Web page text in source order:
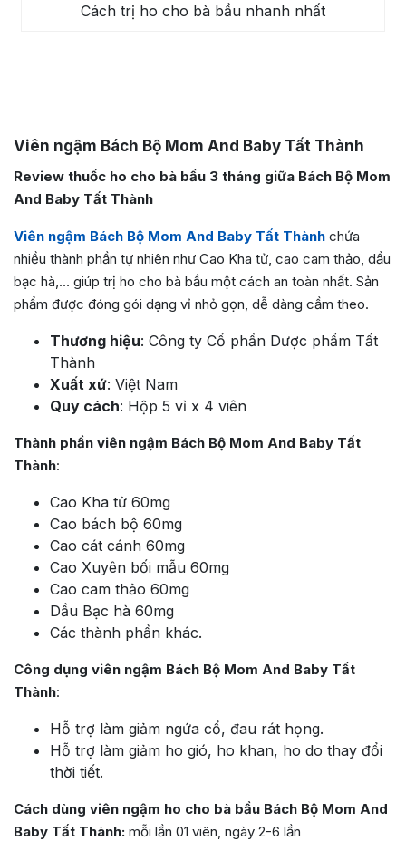
Cách trị ho cho bà bầu nhanh nhất
Viên ngậm Bách Bộ Mom And Baby Tất Thành
Review thuốc ho cho bà bầu 3 tháng giữa Bách Bộ Mom
And Baby Tất Thành
Viên ngậm Bách Bộ Mom And Baby Tất Thành chứa
nhiều thành phần tự nhiên như Cao Kha tử, cao cam thảo, dầu
bạc hà,… giúp trị ho cho bà bầu một cách an toàn nhất. Sản
phẩm được đóng gói dạng vỉ nhỏ gọn, dễ dàng cầm theo.
Thương hiệu: Công ty Cổ phần Dược phẩm Tất
Thành
Xuất xứ: Việt Nam
Quy cách: Hộp 5 vỉ x 4 viên
Thành phần viên ngậm Bách Bộ Mom And Baby Tất
Thành:
Cao Kha tử 60mg
Cao bách bộ 60mg
Cao cát cánh 60mg
Cao Xuyên bối mẫu 60mg
Cao cam thảo 60mg
Dầu Bạc hà 60mg
Các thành phần khác.
Công dụng viên ngậm Bách Bộ Mom And Baby Tất
Thành:
Hỗ trợ làm giảm ngứa cổ, đau rát họng.
Hỗ trợ làm giảm ho gió, ho khan, ho do thay đổi
thời tiết.
Cách dùng viên ngậm ho cho bà bầu Bách Bộ Mom And
Baby Tất Thành: mỗi lần 01 viên, ngày 2-6 lần